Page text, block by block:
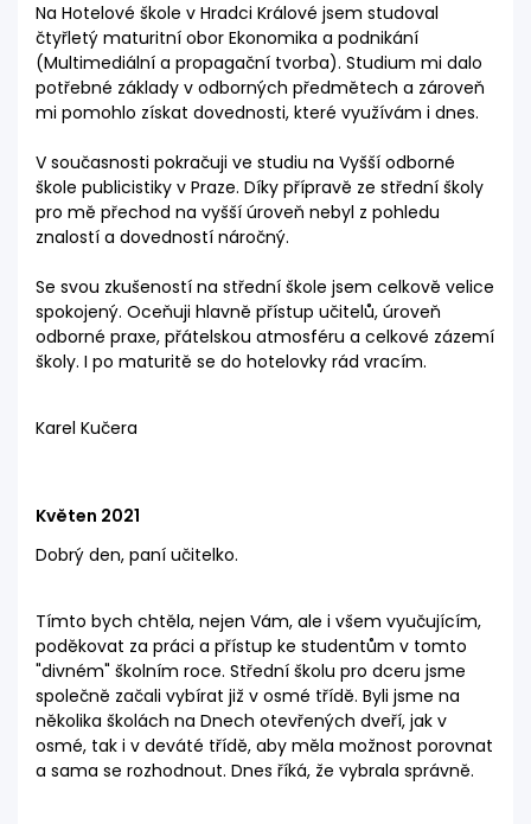
Na Hotelové škole v Hradci Králové jsem studoval
čtyřletý maturitní obor Ekonomika a podnikání
(Multimediální a propagační tvorba). Studium mi dalo
potřebné základy v odborných předmětech a zároveň
mi pomohlo získat dovednosti, které využívám i dnes.
V současnosti pokračuji ve studiu na Vyšší odborné
škole publicistiky v Praze. Díky přípravě ze střední školy
pro mě přechod na vyšší úroveň nebyl z pohledu
znalostí a dovedností náročný.
Se svou zkušeností na střední škole jsem celkově velice
spokojený. Oceňuji hlavně přístup učitelů, úroveň
odborné praxe, přátelskou atmosféru a celkové zázemí
školy. I po maturitě se do hotelovky rád vracím.
Karel Kučera
Květen 2021
Dobrý den, paní učitelko.
Tímto bych chtěla, nejen Vám, ale i všem vyučujícím,
poděkovat za práci a přístup ke studentům v tomto
"divném" školním roce. Střední školu pro dceru jsme
společně začali vybírat již v osmé třídě. Byli jsme na
několika školách na Dnech otevřených dveří, jak v
osmé, tak i v deváté třídě, aby měla možnost porovnat
a sama se rozhodnout. Dnes říká, že vybrala správně.